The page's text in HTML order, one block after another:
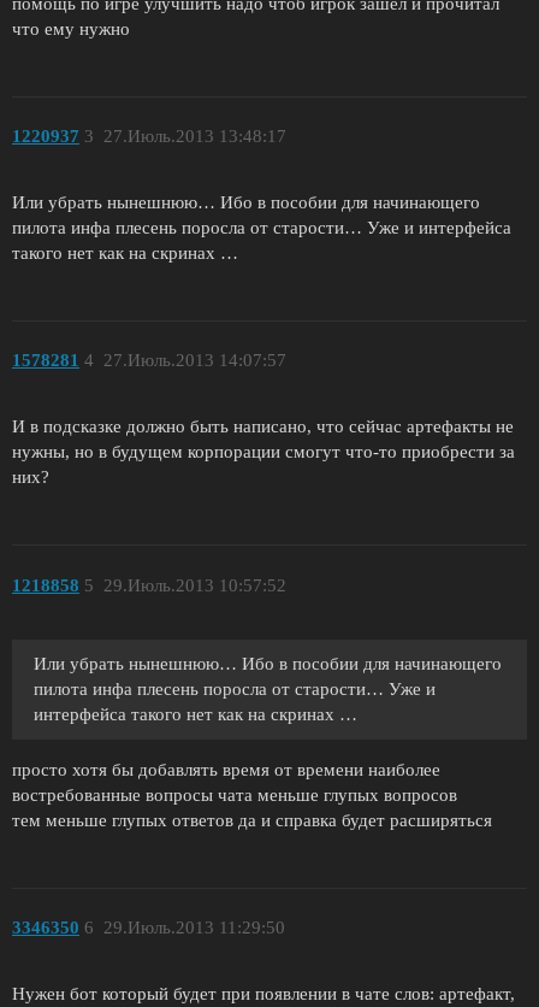
что ему нужно
1220937 27.Июль.2013 13:48:17
3
Или убрать нынешнюю… Ибо в пособии для начинающего
пилота инфа плесень поросла от старости… Уже и интерфейса
такого нет как на скринах …
1578281 27.Июль.2013 14:07:57
4
И в подсказке должно быть написано, что сейчас артефакты не
нужны, но в будущем корпорации смогут что-то приобрести за
них?
1218858 29.Июль.2013 10:57:52
5
Или убрать нынешнюю… Ибо в пособии для начинающего
пилота инфа плесень поросла от старости… Уже и
интерфейса такого нет как на скринах …
просто хотя бы добавлять время от времени наиболее
востребованные вопросы чата меньше глупых вопросов
тем меньше глупых ответов да и справка будет расширяться
3346350 29.Июль.2013 11:29:50
6
Нужен бот который будет при появлении в чате слов: артефакт,